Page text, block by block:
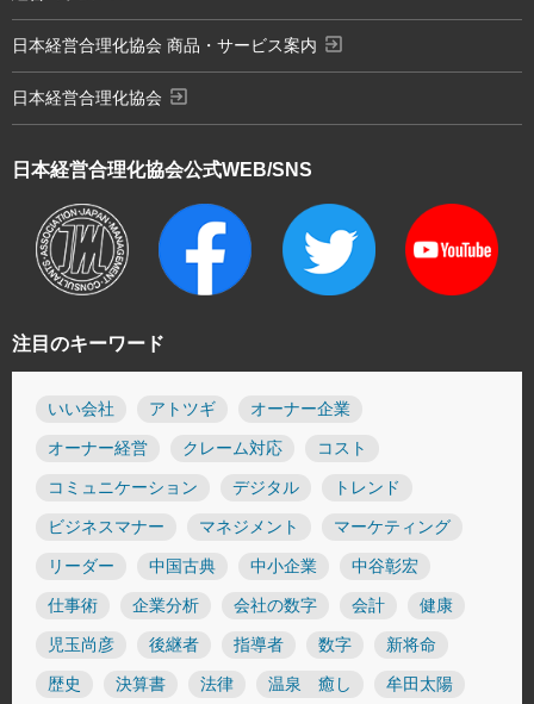
注目のキーワード
いい会社 アトツギ オーナー企業
オーナー経営 クレーム対応 コスト
コミュニケーション デジタル トレンド
ビジネスマナー マネジメント マーケティング
リーダー 中国古典 中小企業 中谷彰宏
仕事術 企業分析 会社の数字 会計 健康
児玉尚彦 後継者 指導者 数字 新将命
歴史 決算書 法律 温泉 癒し 牟田太陽
日本経営合理化協会公式WEB/SNS
日本経営合理化協会 商品・サービス案内 exit_to_app
日本経営合理化協会 exit_to_app